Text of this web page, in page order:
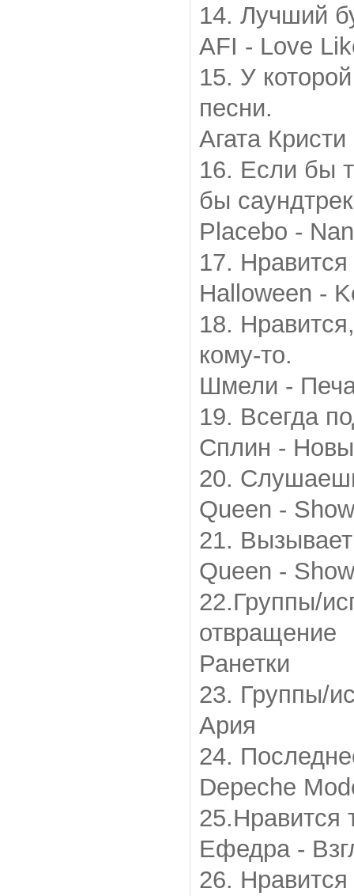
14. Лучший
AFI - Love
15. У
песни.
Агата
16. Если бы
бы
Placebo -
17.
Halloween -
18.
кому-то.
Шмели -
19. Всегда
Сплин -
20.
Queen -
21.
Queen -
22.Группы/
отвращение
Ранетки
23. Группы/
Ария
24.
Depeche
25.Нравится
Ефедра -
26.